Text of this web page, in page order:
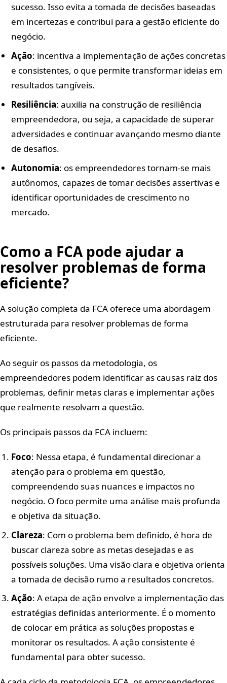
sucesso. Isso evita a tomada de decisões baseadas
em incertezas e contribui para a gestão eficiente do
negócio.
Ação: incentiva a implementação de ações concretas
e consistentes, o que permite transformar ideias em
resultados tangíveis.
Resiliência: auxilia na construção de resiliência
empreendedora, ou seja, a capacidade de superar
adversidades e continuar avançando mesmo diante
de desafios.
Autonomia: os empreendedores tornam-se mais
autônomos, capazes de tomar decisões assertivas e
identificar oportunidades de crescimento no
mercado.
Como a FCA pode ajudar a
resolver problemas de forma
eficiente?
A solução completa da FCA oferece uma abordagem
estruturada para resolver problemas de forma
eficiente.
Ao seguir os passos da metodologia, os
empreendedores podem identificar as causas raiz dos
problemas, definir metas claras e implementar ações
que realmente resolvam a questão.
Os principais passos da FCA incluem:
Foco: Nessa etapa, é fundamental direcionar a
atenção para o problema em questão,
compreendendo suas nuances e impactos no
negócio. O foco permite uma análise mais profunda
e objetiva da situação.
Clareza: Com o problema bem definido, é hora de
buscar clareza sobre as metas desejadas e as
possíveis soluções. Uma visão clara e objetiva orienta
a tomada de decisão rumo a resultados concretos.
Ação: A etapa de ação envolve a implementação das
estratégias definidas anteriormente. É o momento
de colocar em prática as soluções propostas e
monitorar os resultados. A ação consistente é
fundamental para obter sucesso.